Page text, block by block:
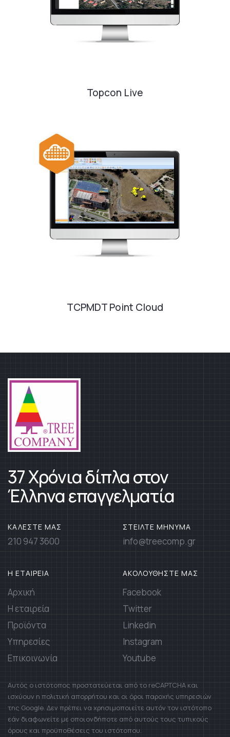
Topcon Live
TCPMDT Point Cloud
37 Χρόνια δίπλα στον
Έλληνα επαγγελματία
ΚΑΛΕΣΤΕ ΜΑΣ
210 947 3600
ΣΤΕΙΛΤΕ ΜΗΝΥΜΑ
info@treecomp.gr
Η ΕΤΑΙΡΕΙΑ
Αρχική
Η εταιρεία
Προϊόντα
Υπηρεσίες
Επικοινωνία
ΑΚΟΛΟΥΘΗΣΤΕ ΜΑΣ
Facebook
Twitter
Linkedin
Instagram
Youtube
Αυτός ο ιστότοπος προστατεύεται από το reCAPTCHA και
ισχύουν η πολιτική απορρήτου και οι όροι παροχής υπηρεσιών
της Google. Δεν πρέπει να χρησιμοποιείτε αυτόν τον ιστότοπο
εάν διαφωνείτε με οποιονδήποτε από αυτούς τους τυπικούς
όρους και προϋποθέσεις του ιστότοπου.